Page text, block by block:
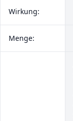
Wirkung:
Menge: